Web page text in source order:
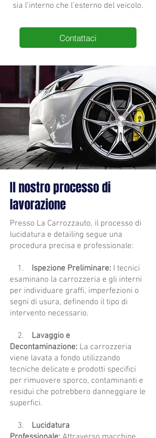
sia l’interno che l’esterno del veicolo.
Contattaci
Il nostro processo di
lavorazione
Presso La Carrozzauto, il processo di
lucidatura e detailing segue una
procedura precisa e professionale:
1. Ispezione Preliminare: I tecnici
esaminano la carrozzeria e gli interni
per individuare graffi, imperfezioni o
segni di usura, definendo il tipo di
intervento necessario.
2. Lavaggio e
Decontaminazione: La carrozzeria
viene lavata a fondo utilizzando
tecniche delicate e prodotti specifici
per rimuovere sporco, contaminanti e
residui che potrebbero danneggiare le
superfici.
3. Lucidatura